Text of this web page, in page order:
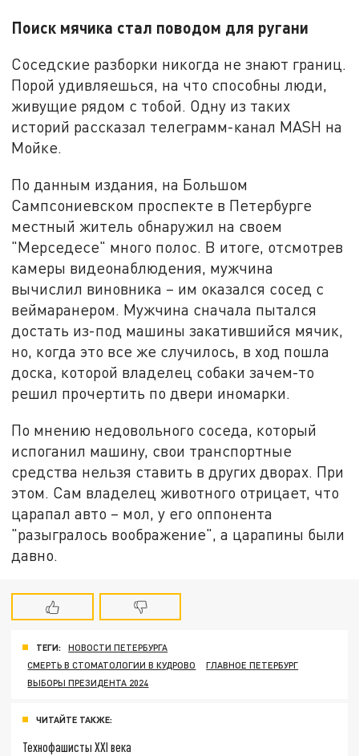
Поиск мячика стал поводом для ругани
Соседские разборки никогда не знают границ.
Порой удивляешься, на что способны люди,
живущие рядом с тобой. Одну из таких
историй рассказал телеграмм-канал MASH на
Мойке.
По данным издания, на Большом
Сампсониевском проспекте в Петербурге
местный житель обнаружил на своем
"Мерседесе" много полос. В итоге, отсмотрев
камеры видеонаблюдения, мужчина
вычислил виновника – им оказался сосед с
веймаранером. Мужчина сначала пытался
достать из-под машины закатившийся мячик,
но, когда это все же случилось, в ход пошла
доска, которой владелец собаки зачем-то
решил прочертить по двери иномарки.
По мнению недовольного соседа, который
испоганил машину, свои транспортные
средства нельзя ставить в других дворах. При
этом. Сам владелец животного отрицает, что
царапал авто – мол, у его оппонента
"разыгралось воображение", а царапины были
давно.
ТЕГИ:
НОВОСТИ ПЕТЕРБУРГА
СМЕРТЬ В СТОМАТОЛОГИИ В КУДРОВО
ГЛАВНОЕ ПЕТЕРБУРГ
ВЫБОРЫ ПРЕЗИДЕНТА 2024
ЧИТАЙТЕ ТАКЖЕ:
Технофашисты XXI века